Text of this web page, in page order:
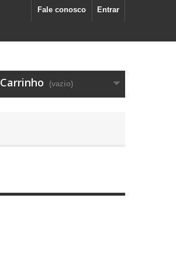
Entrar
Fale conosco
Carrinho (vazio)